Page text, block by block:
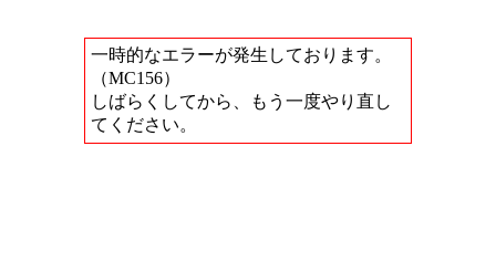
一時的なエラーが発生しております。
（MC156）
しばらくしてから、もう一度やり直し
てください。